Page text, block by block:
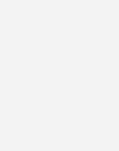
um über 5 dB. Als Sicht- und
und Privatsphäre. Nicht
durch erhebliche
Im Sommer nehmen sie die
Winter schützen sie die Gebäude
und Netzwerke
sind Rankhilfen und
die spezifischen Anforderungen
Netze oder Gefäße müssen
sein und die gebotene Stabilität